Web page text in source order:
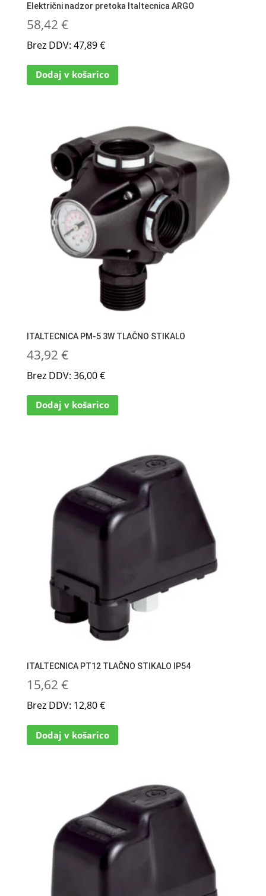
Električni nadzor pretoka Italtecnica ARGO
58,42 €
Brez DDV: 47,89€
Dodaj v košarico
ITALTECNICA PM-5 3W TLAČNO STIKALO
43,92 €
Brez DDV: 36,00€
Dodaj v košarico
ITALTECNICA PT12 TLAČNO STIKALO IP54
15,62 €
Brez DDV: 12,80€
Dodaj v košarico